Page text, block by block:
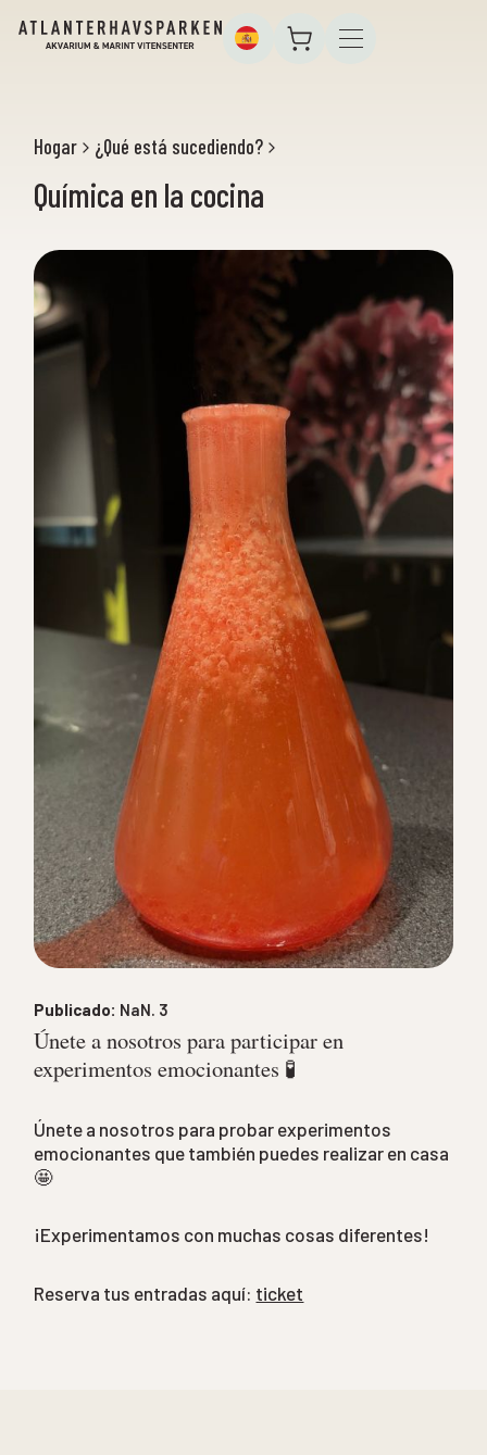
Hogar ¿Qué está sucediendo?
Química en la cocina
Publicado: NaN. 3
Únete a nosotros para participar en
experimentos emocionantes 🧪
Únete a nosotros para probar experimentos
emocionantes que también puedes realizar en casa
🤩
¡Experimentamos con muchas cosas diferentes!
Reserva tus entradas aquí: ticket